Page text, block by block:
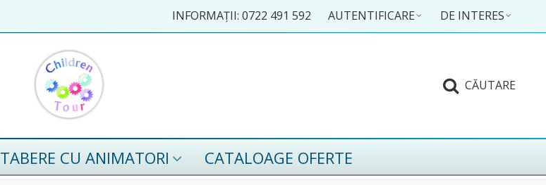
INFORMAȚII: 0722 491 592 AUTENTIFICARE DE INTERES
CĂUTARE
TABERE CU ANIMATORI CATALOAGE OFERTE